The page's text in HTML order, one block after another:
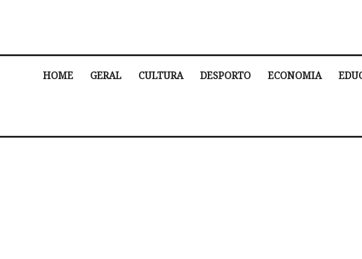
HOME GERAL CULTURA DESPORTO ECONOMIA